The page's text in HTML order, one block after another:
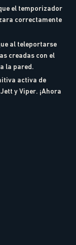
el temporizador
correctamente
al teleportarse
creadas con el
la pared.
activa de
y Viper. ¡Ahora